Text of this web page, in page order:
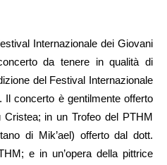
Internazionale dei Giovani
da tenere in qualità di
del Festival Internazionale
Il concerto è gentilmente offerto
in un Trofeo del PTHM
di Mik’ael) offerto dal dott.
e in un’opera della pittrice